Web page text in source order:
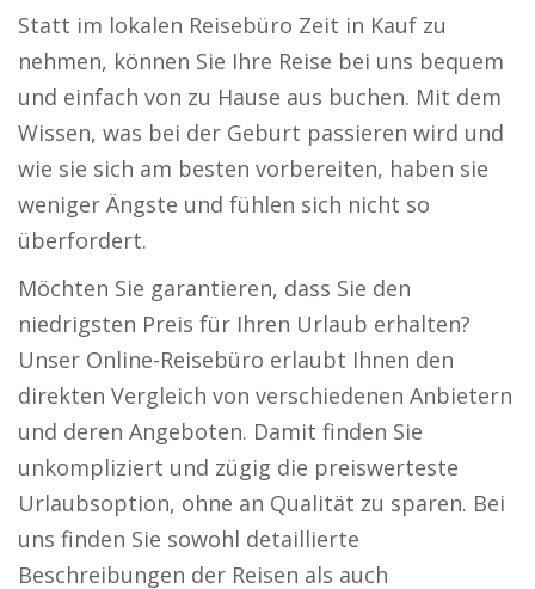
Statt im lokalen Reisebüro Zeit in Kauf zu
nehmen, können Sie Ihre Reise bei uns bequem
und einfach von zu Hause aus buchen. Mit dem
Wissen, was bei der Geburt passieren wird und
wie sie sich am besten vorbereiten, haben sie
weniger Ängste und fühlen sich nicht so
überfordert.
Möchten Sie garantieren, dass Sie den
niedrigsten Preis für Ihren Urlaub erhalten?
Unser Online-Reisebüro erlaubt Ihnen den
direkten Vergleich von verschiedenen Anbietern
und deren Angeboten. Damit finden Sie
unkompliziert und zügig die preiswerteste
Urlaubsoption, ohne an Qualität zu sparen. Bei
uns finden Sie sowohl detaillierte
Beschreibungen der Reisen als auch